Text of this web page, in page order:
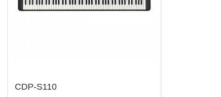
CDP-S110